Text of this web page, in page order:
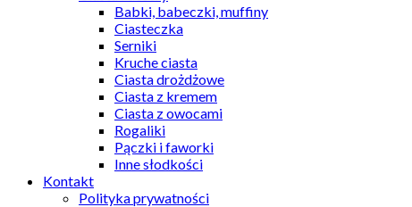
Babki, babeczki, muffiny
Ciasteczka
Serniki
Kruche ciasta
Ciasta drożdżowe
Ciasta z kremem
Ciasta z owocami
Rogaliki
Pączki i faworki
Inne słodkości
Kontakt
Polityka prywatności